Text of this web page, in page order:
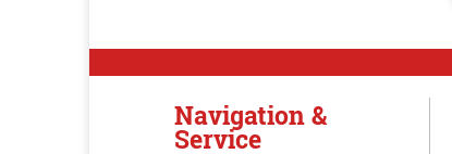
Navigation &
Service